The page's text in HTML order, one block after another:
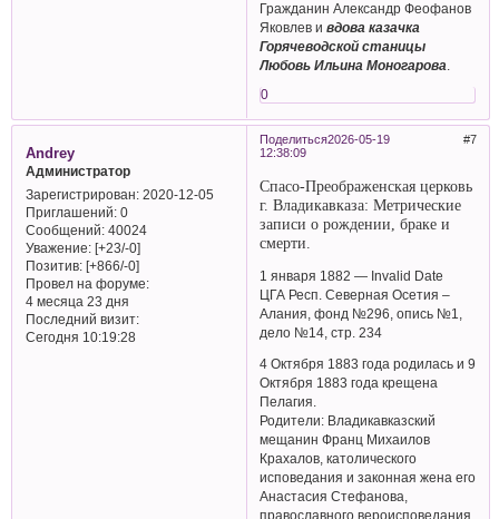
Гражданин Александр Феофанов
Яковлев ивдова казачка
Горячеводской станицы
Любовь Ильина Моногарова
0
Поделиться 7
2026-05-19
12:38:09
Andrey
Администратор
Зарегистрирован: 2020-12-05
Приглашений:0
Сообщений:40024
Уважение: [+23/-0]
Позитив: [+866/-0]
Провел на форуме:
4 месяца 23 дня
Последний визит:
Сегодня 10:19:28
Спасо-Преображенская церковь
г. Владикавказа: Метрические
записи о рождении, браке и
смерти.
1 января 1882 — Invalid Date
ЦГА Респ. Северная Осетия –
Алания, фонд №296, опись №1,
дело №14, стр. 234
4 Октября 1883 года родилась и 9
Октября 1883 года крещена
Пелагия.
Родители: Владикавказский
мещанин Франц Михаилов
Крахалов, католического
исповедания и законная жена его
Анастасия Стефанова,
православного вероисповедания.